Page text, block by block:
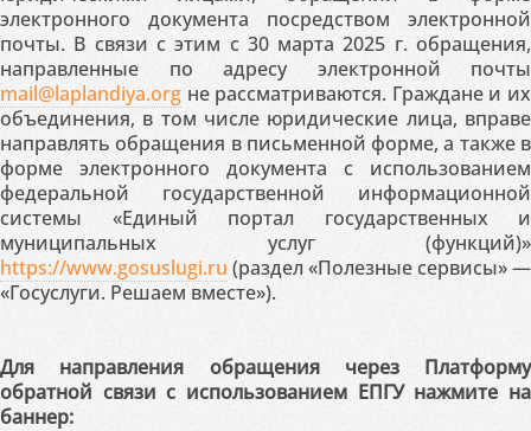
электронного документа посредством электронной
почты. В связи с этим с 30 марта 2025 г. обращения,
направленные по адресу электронной почты
mail@laplandiya.org не рассматриваются. Граждане и их
объединения, в том числе юридические лица, вправе
направлять обращения в письменной форме, а также в
форме электронного документа с использованием
федеральной государственной информационной
системы «Единый портал государственных и
муниципальных услуг (функций)»
https://www.gosuslugi.ru (раздел «Полезные сервисы» —
«Госуслуги. Решаем вместе»).
Для направления обращения через Платформу
обратной связи с использованием ЕПГУ нажмите на
баннер: